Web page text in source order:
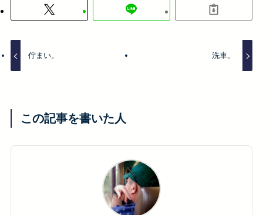
佇まい。 洗車。
この記事を書いた人